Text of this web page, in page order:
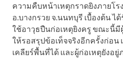
ความคืบหน้าเหตุกราดยิงภายโร
อ.บางกรวย จ.นนทบุรี เบื้องต้น ไ
ใช้อาวุธปืนก่อเหตุยิงครู ขณะนี้มี
ให้รอสรุปข้อเท็จจริงอีกครั้งก่อน
เคลียร์พื้นที่ได้ และผู้ก่อเหตุยังอยู่